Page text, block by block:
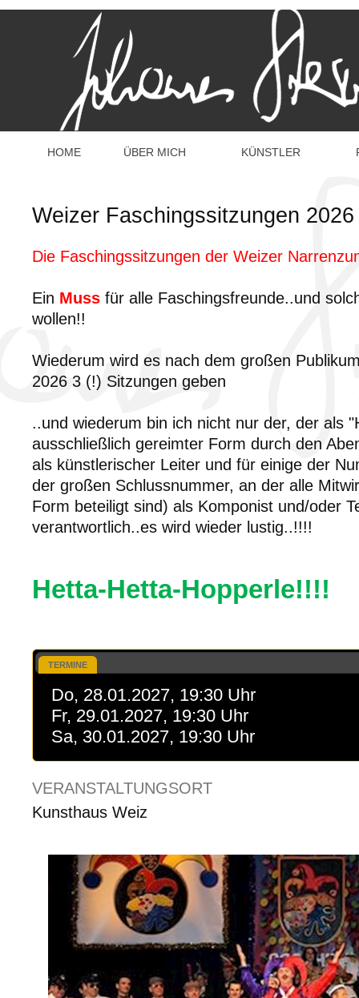
HOME ÜBER MICH KÜNSTLER
Weizer Faschingssitzungen 2026
Die Faschingssitzungen der Weizer
Ein Muss für alle Faschingsfreunde..und
wollen!!
Wiederum wird es nach dem großen
2026 3 (!) Sitzungen geben
..und wiederum bin ich nicht nur der, der als
ausschließlich gereimter Form durch den
als künstlerischer Leiter und für einige der
der großen Schlussnummer, an der alle
Form beteiligt sind) als Komponist und/oder
verantwortlich..es wird wieder lustig..!!!!
Hetta-Hetta-Hopperle!!!!
TERMINE
Do, 28.01.2027, 19:30 Uhr
Fr, 29.01.2027, 19:30 Uhr
Sa, 30.01.2027, 19:30 Uhr
VERANSTALTUNGSORT
Kunsthaus Weiz